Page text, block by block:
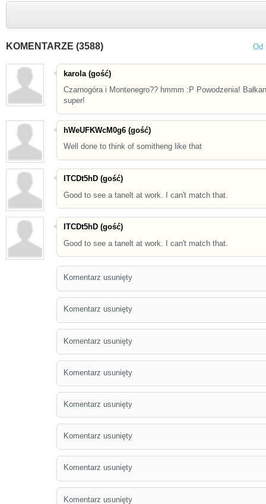
KOMENTARZE (3588) Od
karola (gość)
Czarnogóra i Montenegro?? hmmm :P Powodzenia!
super!
hWeUFKWcM0g6 (gość)
Well done to think of somitheng like that
ITCDt5hD (gość)
Good to see a tanelt at work. I can't match that.
ITCDt5hD (gość)
Good to see a tanelt at work. I can't match that.
Komentarz usunięty
Komentarz usunięty
Komentarz usunięty
Komentarz usunięty
Komentarz usunięty
Komentarz usunięty
Komentarz usunięty
Komentarz usunięty